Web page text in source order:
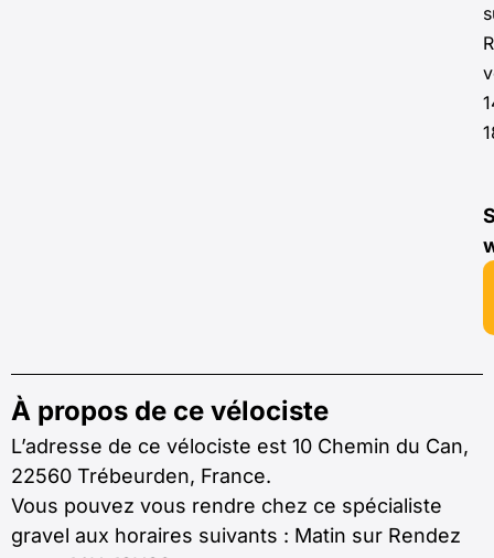
À propos de ce vélociste
L’adresse de ce vélociste est 10 Chemin du Can,
22560 Trébeurden, France.
Vous pouvez vous rendre chez ce spécialiste
gravel aux horaires suivants : Matin sur Rendez